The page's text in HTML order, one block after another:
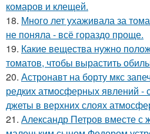
комаров и клещей.
18. Много лет ухаживала за
не поняла - всё гораздо проще.
19. Какие вещества нужно
томатов, чтобы вырастить
20. Астронавт на борту мкс
редких атмосферных явлений -
джеты в верхних слоях
21. Александр Петров вместе с